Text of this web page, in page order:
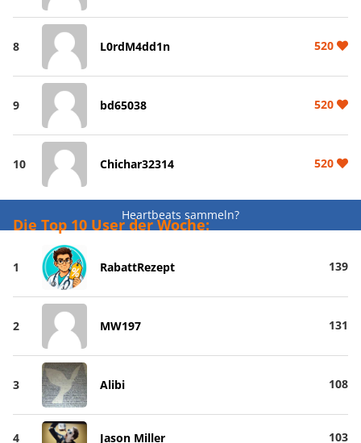
8 L0rdM4dd1n 520
9 bd65038 520
10 Chichar32314 520
Heartbeats sammeln?
Die Top 10 User der Woche:
1 RabattRezept 139
2 MW197 131
3 Alibi 108
4 Jason Miller 103